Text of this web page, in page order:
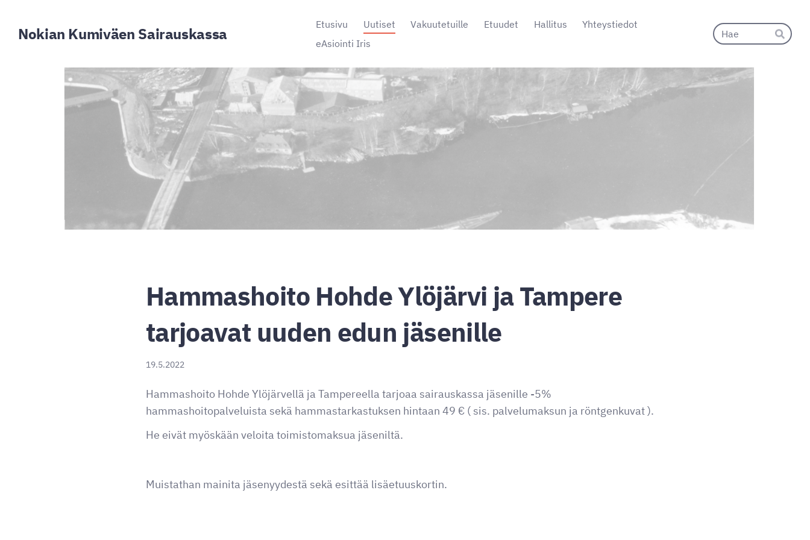
sivun
Nokian Kumiväen Sairauskassa Etusivu Uutiset Vakuutetuille Etuudet Hallitus
Yhteystiedot
eAsiointi Iris
Hae
Hammashoito Hohde Ylöjärvi ja Tampere
tarjoavat uuden edun jäsenille
19.5.2022
Hammashoito Hohde Ylöjärvellä ja Tampereella tarjoaa sairauskassa jäsenille -5%
hammashoitopalveluista sekä hammastarkastuksen hintaan 49 € ( sis. palvelumaksun ja röntgenkuvat ).
He eivät myöskään veloita toimistomaksua jäseniltä.
Muistathan mainita jäsenyydestä sekä esittää lisäetuuskortin.